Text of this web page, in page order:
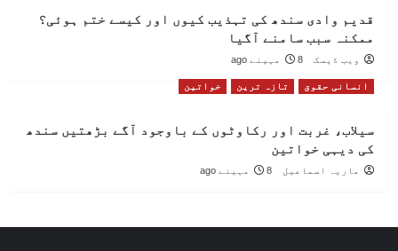
قدیم وادی سندھ کی تہذیب کیوں اور کیسے ختم ہوئی؟
ممکنہ سبب سامنے آگیا
ویب ڈیسک 8 مہینے ago
انسانی حقوق تازہ ترین خواتین
سیلاب، غربت اور رکاوٹوں کے باوجود آگے بڑھتیں سندھ
کی دیہی خواتین
ماریہ اسماعیل 8 مہینے ago